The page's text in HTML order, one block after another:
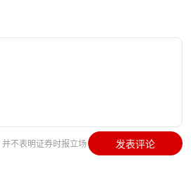
不表明证券时报立场 发表评论